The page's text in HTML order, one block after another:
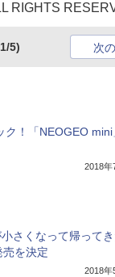
RIGHTS
5) 次
！「NEOGEO mini
2018年
さくなって帰ってき
を決定
2018年